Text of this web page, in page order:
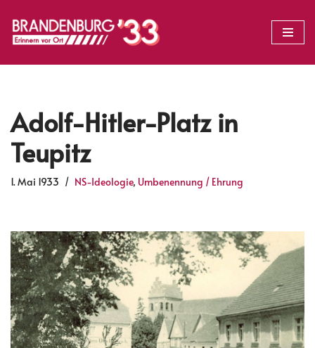
Zum
Adolf-Hitler-Platz in
Teupitz
1. Mai 1933 NS-Ideologie, Umbenennung / Ehrung